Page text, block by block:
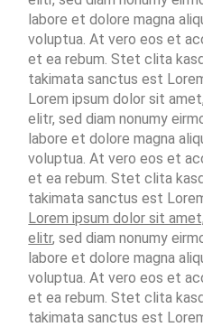
labore et dolore magna
voluptua. At vero eos et
et ea rebum. Stet clita
takimata sanctus est
Lorem ipsum dolor sit
elitr, sed diam nonumy
labore et dolore magna
voluptua. At vero eos et
et ea rebum. Stet clita
takimata sanctus est
Lorem ipsum dolor sit
elitr, sed diam nonumy
labore et dolore magna
voluptua. At vero eos et
et ea rebum. Stet clita
takimata sanctus est